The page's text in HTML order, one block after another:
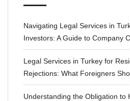
Navigating Legal Services in
Investors: A Guide to Company
Legal Services in Turkey for
Rejections: What Foreigners
Understanding the Obligation to